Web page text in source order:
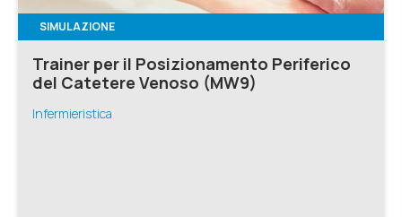
SIMULAZIONE
Trainer per il Posizionamento Periferico
del Catetere Venoso (MW9)
Infermieristica